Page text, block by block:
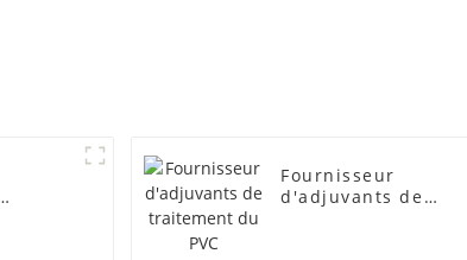
Fournisseur
d'adjuvants de